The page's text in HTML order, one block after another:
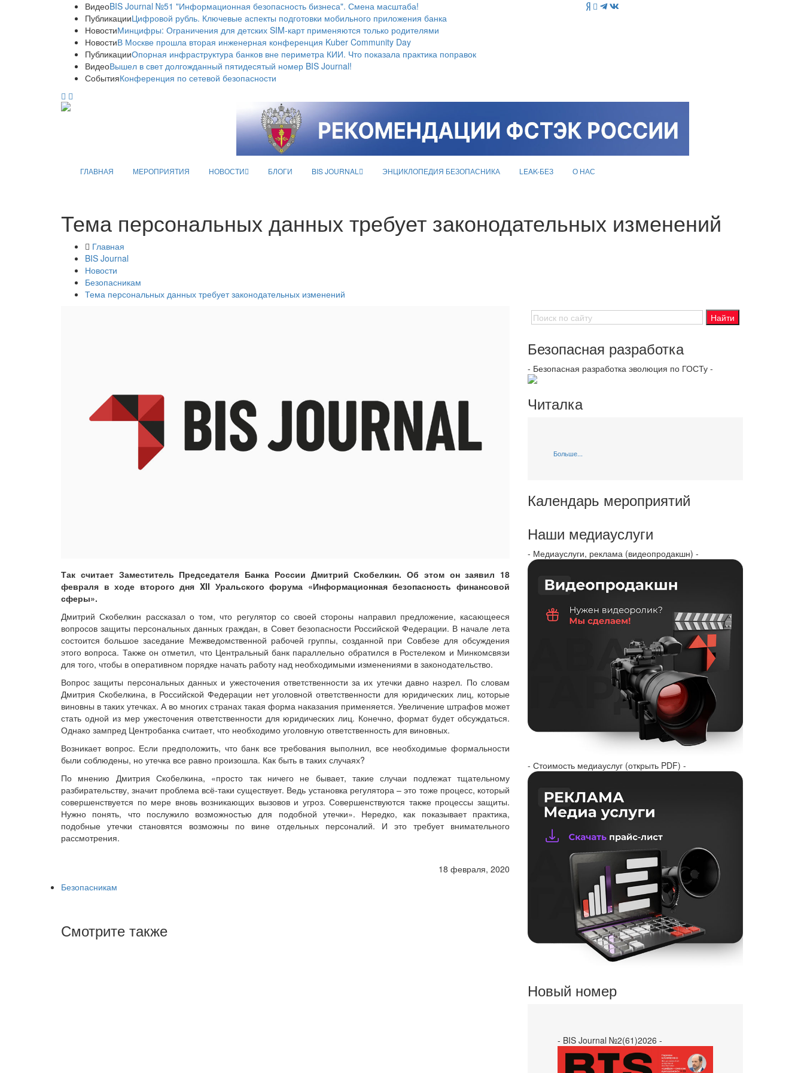
ВидеоBIS Journal №51 "Информационная безопасность бизнеса". Смена масштаба!
ПубликацииЦифровой рубль. Ключевые аспекты подготовки мобильного приложения банка
НовостиМинцифры: Ограничения для детских SIM-карт применяются только родителями
НовостиВ Москве прошла вторая инженерная конференция Kuber Community Day
ПубликацииОпорная инфраструктура банков вне периметра КИИ. Что показала практика поправок
ВидеоВышел в свет долгожданный пятидесятый номер BIS Journal!
СобытияКонференция по сетевой безопасности
ГЛАВНАЯ МЕРОПРИЯТИЯ НОВОСТИ БЛОГИ BIS JOURNAL ЭНЦИКЛОПЕДИЯ БЕЗОПАСНИКА LEAK-БЕЗ О НАС
Тема персональных данных требует законодательных изменений
Главная
BIS Journal
Новости
Безопасникам
Тема персональных данных требует законодательных изменений
Так считает Заместитель Председателя Банка России Дмитрий Скобелкин. Об этом он заявил 18
февраля в ходе второго дня XII Уральского форума «Информационная безопасность финансовой
сферы».
Дмитрий Скобелкин рассказал о том, что регулятор со своей стороны направил предложение, касающееся
вопросов защиты персональных данных граждан, в Совет безопасности Российской Федерации. В начале лета
состоится большое заседание Межведомственной рабочей группы, созданной при Совбезе для обсуждения
этого вопроса. Также он отметил, что Центральный банк параллельно обратился в Ростелеком и Минкомсвязи
для того, чтобы в оперативном порядке начать работу над необходимыми изменениями в законодательство.
Вопрос защиты персональных данных и ужесточения ответственности за их утечки давно назрел. По словам
Дмитрия Скобелкина, в Российской Федерации нет уголовной ответственности для юридических лиц, которые
виновны в таких утечках. А во многих странах такая форма наказания применяется. Увеличение штрафов может
стать одной из мер ужесточения ответственности для юридических лиц. Конечно, формат будет обсуждаться.
Однако зампред Центробанка считает, что необходимо уголовную ответственность для виновных.
Возникает вопрос. Если предположить, что банк все требования выполнил, все необходимые формальности
были соблюдены, но утечка все равно произошла. Как быть в таких случаях?
По мнению Дмитрия Скобелкина, «просто так ничего не бывает, такие случаи подлежат тщательному
разбирательству, значит проблема всё-таки существует. Ведь установка регулятора – это тоже процесс, который
совершенствуется по мере вновь возникающих вызовов и угроз. Совершенствуются также процессы защиты.
Нужно понять, что послужило возможностью для подобной утечки». Нередко, как показывает практика,
подобные утечки становятся возможны по вине отдельных персоналий. И это требует внимательного
рассмотрения.
18 февраля, 2020
Безопасникам
Смотрите также
Безопасная разработка
- Безопасная разработка эволюция по ГОСТу -
Читалка
Больше...
Календарь мероприятий
Наши медиауслуги
- Медиауслуги, реклама (видеопродакшн) -
- Стоимость медиауслуг (открыть PDF) -
Новый номер
- BIS Journal №2(61)2026 -